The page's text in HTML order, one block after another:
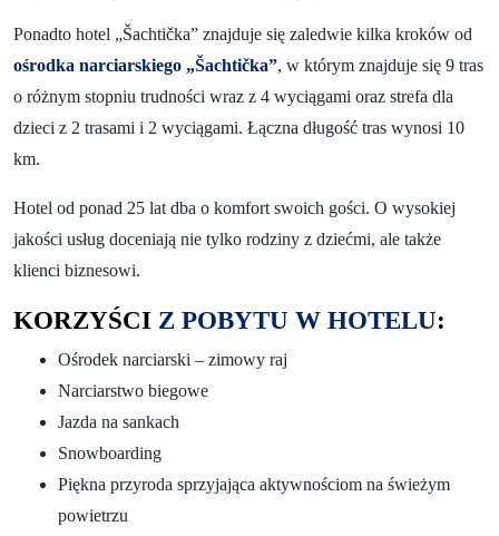
Ponadto hotel „Šachtička” znajduje się zaledwie kilka kroków od
ośrodka narciarskiego „Šachtička”, w którym znajduje się 9 tras
o różnym stopniu trudności wraz z 4 wyciągami oraz strefa dla
dzieci z 2 trasami i 2 wyciągami. Łączna długość tras wynosi 10
km.
Hotel od ponad 25 lat dba o komfort swoich gości. O wysokiej
jakości usług doceniają nie tylko rodziny z dziećmi, ale także
klienci biznesowi.
KORZYŚCI Z POBYTU W HOTELU:
Ośrodek narciarski – zimowy raj
Narciarstwo biegowe
Jazda na sankach
Snowboarding
Piękna przyroda sprzyjająca aktywnościom na świeżym
powietrzu